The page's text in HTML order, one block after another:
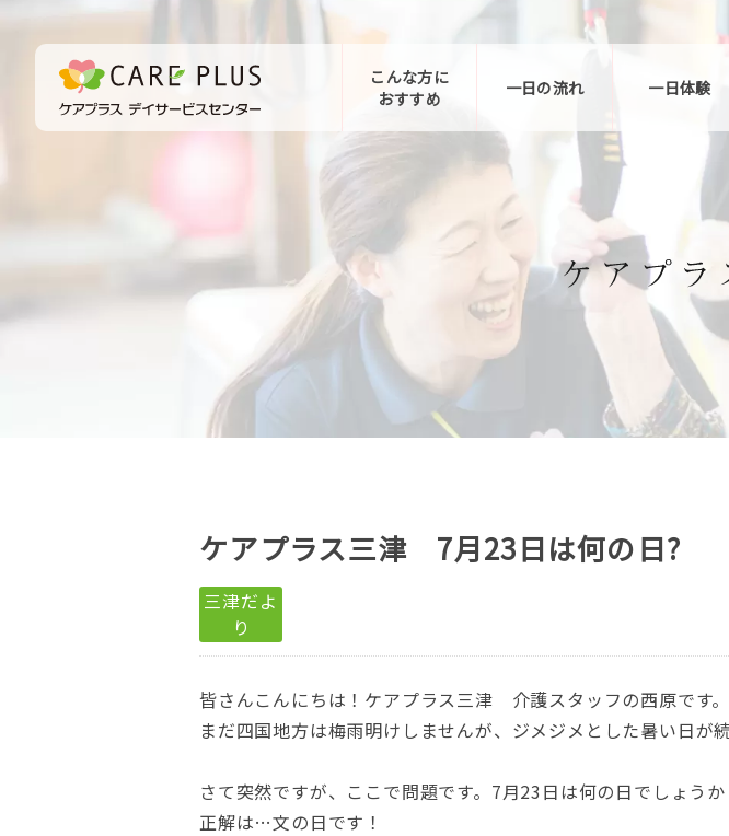
こんな方に
おすすめ
一日の流れ 一日体験
お問い合わせ
ケアプラス三津 7月23日は何の日?
三津だよ
り
皆さんこんにちは！ケアプラス三津 介護スタッフの西原です。
まだ四国地方は梅雨明けしませんが、ジメジメとした暑い日が
さて突然ですが、ここで問題です。7月23日は何の日でしょうか
正解は…文の日です！